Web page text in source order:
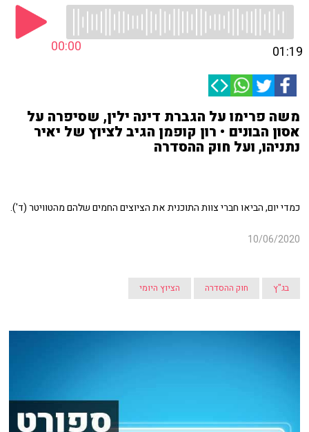
00:00 01:19
משה פרימו על הגברת דינה ילין, שסיפרה על
אסון הבונים • רון קופמן הגיב לציוץ של יאיר
נתניהו, ועל חוק ההסדרה
כמדי יום, הביאו חברי צוות התוכנית את הציוצים החמים שלהם מהטוויטר (ד').
10/06/2020
בג"ץ חוק ההסדרה הציוץ היומי